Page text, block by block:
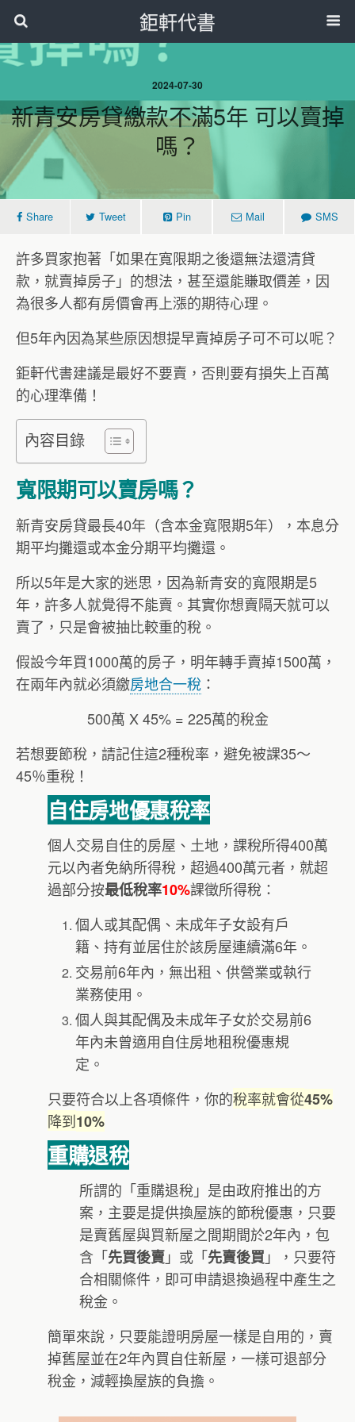
鉅軒代書
2024-07-30
新青安房貸繳款不滿5年 可以賣掉
嗎？
Share Tweet Pin Mail SMS
許多買家抱著「如果在寬限期之後還無法還清貸
款，就賣掉房子」的想法，甚至還能賺取價差，因
為很多人都有房價會再上漲的期待心理。
但5年內因為某些原因想提早賣掉房子可不可以呢？
鉅軒代書建議是最好不要賣，否則要有損失上百萬
的心理準備！
內容目錄
寬限期可以賣房嗎？
新青安房貸最長40年（含本金寬限期5年），本息分
期平均攤還或本金分期平均攤還。
所以5年是大家的迷思，因為新青安的寬限期是5
年，許多人就覺得不能賣。其實你想賣隔天就可以
賣了，只是會被抽比較重的稅。
假設今年買1000萬的房子，明年轉手賣掉1500萬，
在兩年內就必須繳房地合一稅 ：
500萬 X 45% = 225萬的稅金
若想要節稅，請記住這2種稅率，避免被課35～
45％重稅！
自住房地優惠稅率
個人交易自住的房屋、土地，課稅所得400萬
元以內者免納所得稅，超過400萬元者，就超
過部分按最低稅率10%課徵所得稅：
個人或其配偶、未成年子女設有戶
籍、持有並居住於該房屋連續滿6年。
交易前6年內，無出租、供營業或執行
業務使用。
個人與其配偶及未成年子女於交易前6
年內未曾適用自住房地租稅優惠規
定。
只要符合以上各項條件，你的稅率就會從45%
降到10%
重購退稅
所謂的「重購退稅」是由政府推出的方
案，主要是提供換屋族的節稅優惠，只要
是賣舊屋與買新屋之間期間於2年內，包
含「先買後賣」或「先賣後買」，只要符
合相關條件，即可申請退換過程中產生之
稅金。
簡單來說，只要能證明房屋一樣是自用的，賣
掉舊屋並在2年內買自住新屋，一樣可退部分
稅金，減輕換屋族的負擔。